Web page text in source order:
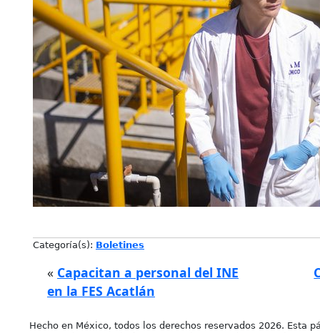
Categoría(s): Boletines
« Capacitan a personal del INE
en la FES Acatlán
Hecho en México, todos los derechos reservados 2026. Esta